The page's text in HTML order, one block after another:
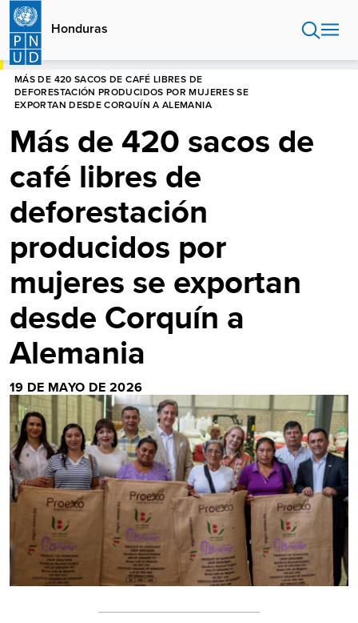
Pasar
contenido
principal
Honduras
HOME
MÁS DE 420 SACOS DE CAFÉ LIBRES DE
DEFORESTACIÓN PRODUCIDOS POR MUJERES SE
EXPORTAN DESDE CORQUÍN A ALEMANIA
Más de 420 sacos de
café libres de
deforestación
producidos por
mujeres se exportan
desde Corquín a
Alemania
19 DE MAYO DE 2026